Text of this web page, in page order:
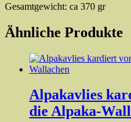
Gesamtgewicht: ca 370 gr
Ähnliche Produkte
Alpakavlies
die Alpaka-